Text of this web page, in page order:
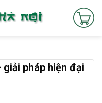
pháp hiện đại